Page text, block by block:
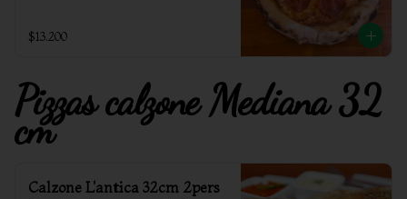
$13.200
Pizzas calzone Mediana 32
cm
Calzone L'antica 32cm 2pers